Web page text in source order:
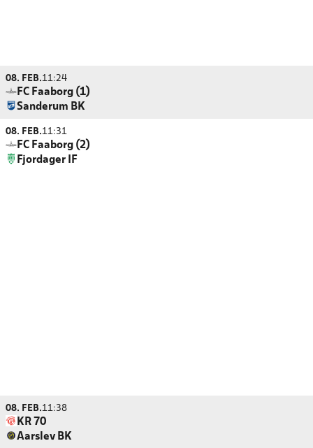
08. FEB.11:24
FC Faaborg (1)
Sanderum BK
08. FEB.11:31
FC Faaborg (2)
Fjordager IF
08. FEB.11:38
KR 70
Aarslev BK